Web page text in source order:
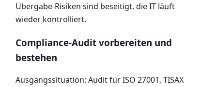
Übergabe-Risiken sind beseitigt, die IT läuft
wieder kontrolliert.
Compliance-Audit vorbereiten und
bestehen
Ausgangssituation: Audit für ISO 27001, TISAX